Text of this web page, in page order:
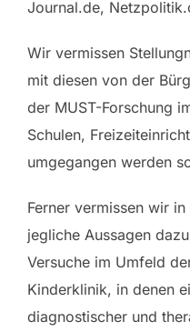
Journal.de,
Wir vermissen
mit diesen von der
der MUST-Forschung
Schulen,
umgegangen werden
Ferner vermissen wir
jegliche Aussagen
Versuche im Umfeld
Kinderklinik, in denen
diagnostischer und